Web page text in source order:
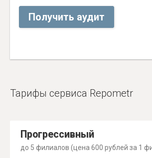
Получить аудит
Тарифы сервиса Repometr
Прогрессивный
до 5 филиалов (цена 600 рублей за 1